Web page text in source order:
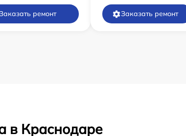
ремонт Заказать ремонт
в Краснодаре